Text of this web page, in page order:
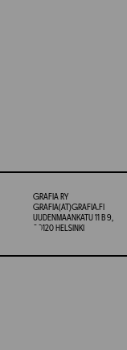
GRAFIA RY
GRAFIA(AT)GRAFIA.FI
UUDENMAANKATU 11 B 9,
00120 HELSINKI